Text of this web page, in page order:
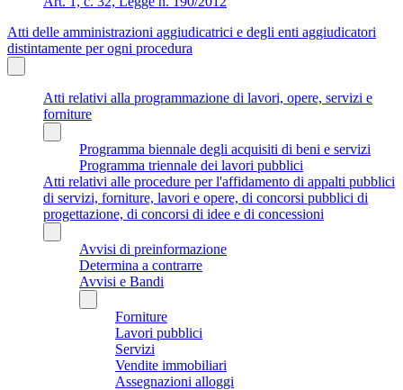
Atti delle amministrazioni aggiudicatrici e degli enti aggiudicatori
distintamente per ogni procedura
Atti relativi alla programmazione di lavori, opere, servizi e
forniture
Programma biennale degli acquisiti di beni e servizi
Programma triennale dei lavori pubblici
Atti relativi alle procedure per l'affidamento di appalti pubblici
di servizi, forniture, lavori e opere, di concorsi pubblici di
progettazione, di concorsi di idee e di concessioni
Avvisi di preinformazione
Determina a contrarre
Avvisi e Bandi
Forniture
Lavori pubblici
Servizi
Vendite immobiliari
Assegnazioni alloggi